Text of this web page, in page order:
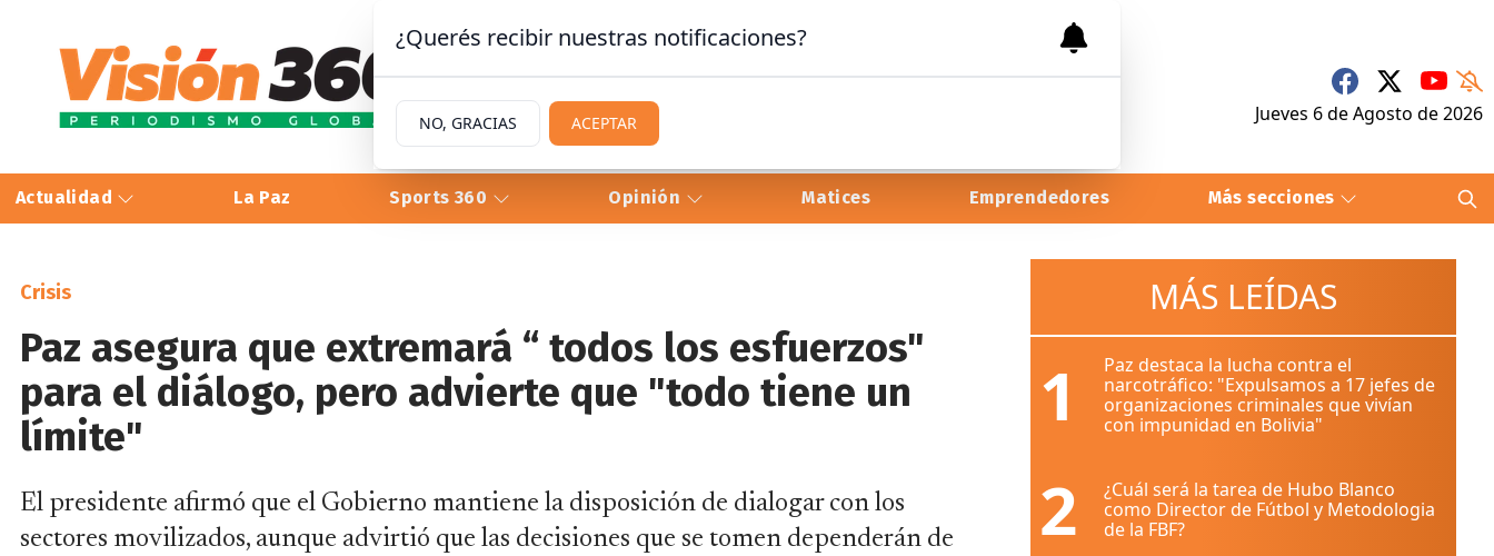
Jueves 6deAgosto de 2026
Actualidad La Paz Sports 360 Opinión Matices Emprendedores Más secciones
Crisis
Paz asegura que extremará “ todos los esfuerzos"
para el diálogo, pero advierte que "todo tiene un
límite"
El presidente afirmó que el Gobierno mantiene la disposición de dialogar con los
sectores movilizados, aunque advirtió que las decisiones que se tomen dependerán de
MÁS LEÍDAS
1
Paz destaca la lucha contra el
narcotráfico: "Expulsamos a 17 jefes de
organizaciones criminales que vivían
con impunidad en Bolivia"
2
¿Cuál será la tarea de Hubo Blanco
como Director de Fútbol y Metodologia
de la FBF?
¿Querés recibir nuestras notificaciones?
NO, GRACIAS ACEPTAR